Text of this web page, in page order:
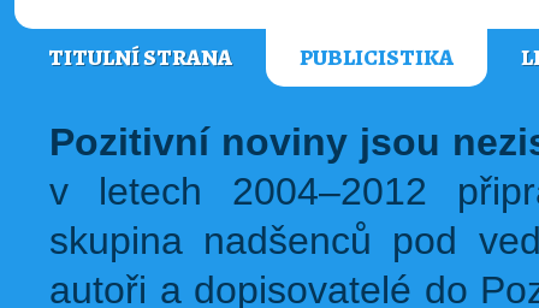
TITULNÍ STRANA PUBLICISTIKA
Pozitivní noviny jsou
v letech 2004–2012
skupina nadšenců pod
autoři a dopisovatelé do